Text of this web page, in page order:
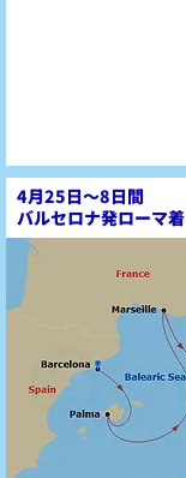
4月25日～8日間
バルセロナ発ローマ着